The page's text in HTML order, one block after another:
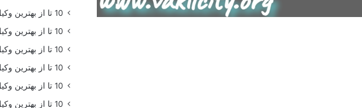
10 تا از بهترین وکیل زاهدان 🥇【آپدیت جدید】
10 تا از بهترین وکیل زنجان 🥇【آپدیت جدید】
10 تا از بهترین وکیل سمنان 🥇【آپدیت جدید】
10 تا از بهترین وکیل سنندج 🥇【آپدیت جدید】
10 تا از بهترین وکیل شرق تهران 🥇【آپدیت جدید】
10 تا از بهترین وکیل شهر قدس 🥇【آپدیت جدید】